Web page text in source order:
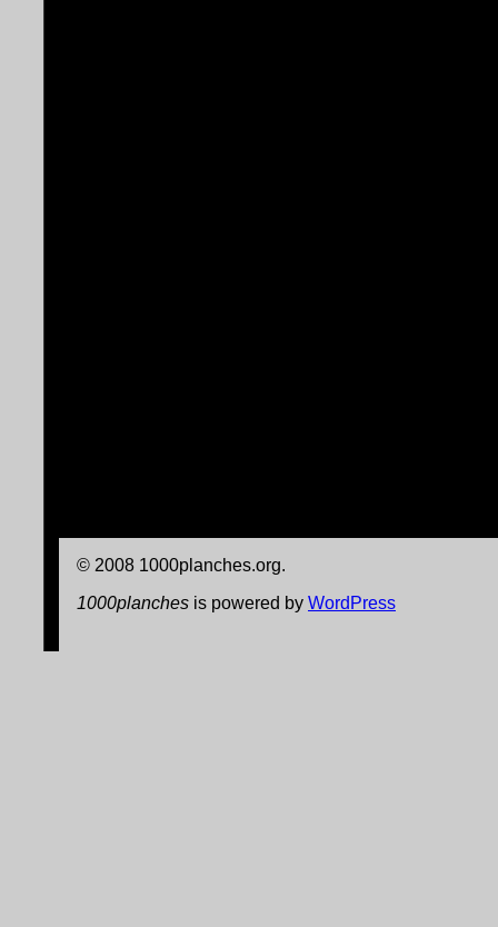
© 2008 1000planches.org.
1000planches is powered by WordPress